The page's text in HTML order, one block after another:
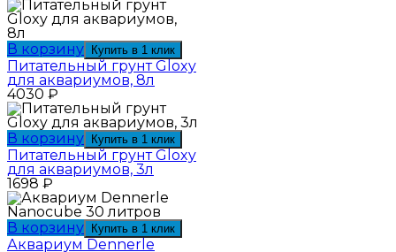
В корзину Купить в 1 клик
Питательный грунт Gloxy
для аквариумов, 8л
4030 ₽
В корзину Купить в 1 клик
Питательный грунт Gloxy
для аквариумов, 3л
1698 ₽
В корзину Купить в 1 клик
Аквариум Dennerle